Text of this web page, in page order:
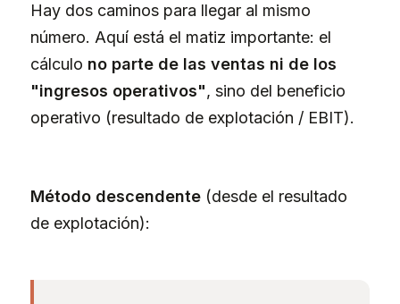
Hay dos caminos para llegar al mismo
número. Aquí está el matiz importante: el
cálculo no parte de las ventas ni de los
"ingresos operativos", sino del beneficio
operativo (resultado de explotación / EBIT).
Método descendente (desde el resultado
de explotación):